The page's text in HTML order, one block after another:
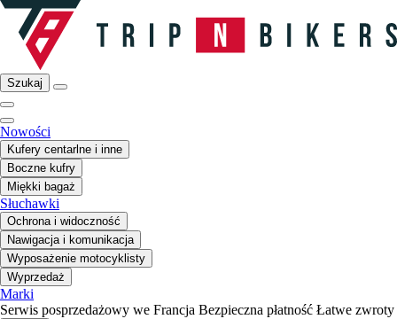
Szukaj
Nowości
Kufery centarlne i inne
Boczne kufry
Miękki bagaż
Słuchawki
Ochrona i widoczność
Nawigacja i komunikacja
Wyposażenie motocyklisty
Wyprzedaż
Marki
Serwis posprzedażowy we Francja Bezpieczna płatność Łatwe zwroty